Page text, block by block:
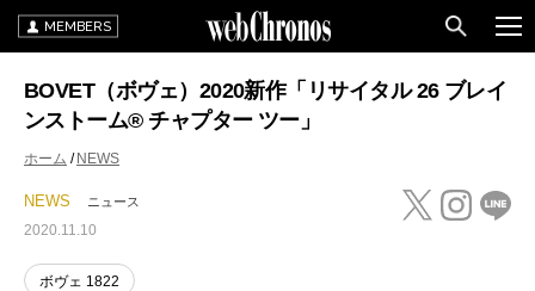
MEMBERS
BOVET（ボヴェ）2020新作「リサイタル 26 ブレイ
ンストーム® チャプター ツー」
ホーム NEWS
NEWS ニュース
2020.11.10
ボヴェ 1822